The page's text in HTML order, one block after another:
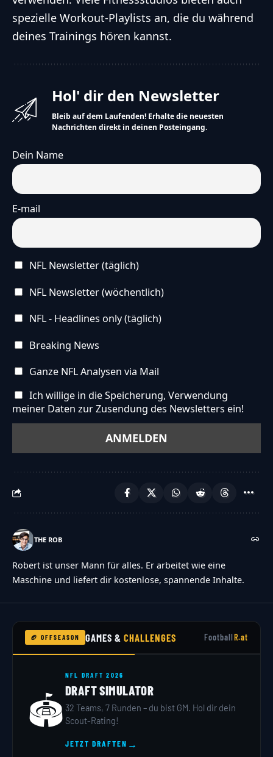
spezielle Workout-Playlists an, die du während
deines Trainings hören kannst.
Hol' dir den Newsletter
Bleib auf dem Laufenden! Erhalte die neuesten
Nachrichten direkt in deinen Posteingang.
Dein Name
E-mail
NFL Newsletter (täglich)
NFL Newsletter (wöchentlich)
NFL - Headlines only (täglich)
Breaking News
Ganze NFL Analysen via Mail
Ich willige in die Speicherung, Verwendung
meiner Daten zur Zusendung des Newsletters ein!
THE ROB
Robert ist unser Mann für alles. Er arbeitet wie eine
Maschine und liefert dir kostenlose, spannende Inhalte.
🏈 OFFSEASON GAMES &CHALLENGES FootballR.at
🏟️
NFL DRAFT 2026
DRAFT SIMULATOR
32 Teams, 7 Runden – du bist GM. Hol dir dein
Scout-Rating!
JETZT DRAFTEN →